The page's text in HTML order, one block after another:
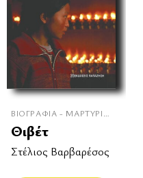
ΒΙΟΓΡΑΦΊΑ - ΜΑΡΤΥΡΊΕΣ
Θιβέτ
Στέλιος Βαρβαρέσος